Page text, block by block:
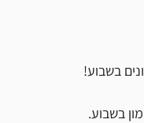
בשבוע!